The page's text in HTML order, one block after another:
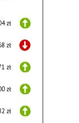
zł
zł
zł
zł
zł